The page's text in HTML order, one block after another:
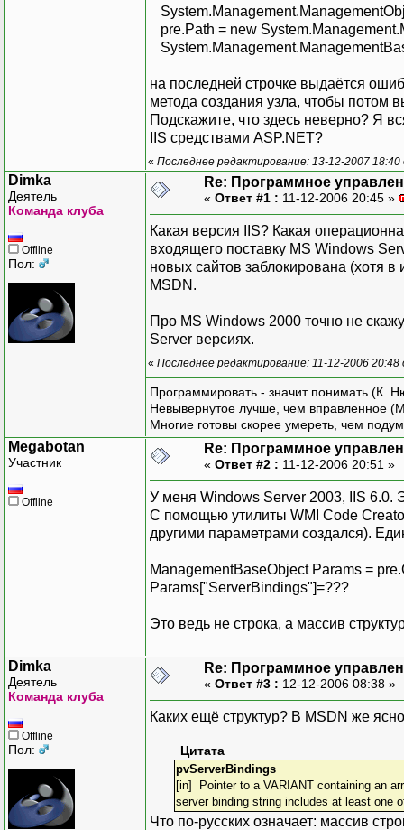
pre.Path = new
на последней строчке выдаётся
метода создания узла, чтобы потом
Подскажите, что здесь неверно? Я
IIS средствами ASP.NET?
« Последнее редактирование: 13-12-2007
Dimka
Деятель
Команда клуба
Offline
Пол:
Re: Программное
« Ответ #1 : 11-12-2006 20:45 »
Какая версия IIS? Какая
входящего поставку MS Windows
новых сайтов заблокирована (хотя
MSDN.
Про MS Windows 2000 точно не
Server версиях.
« Последнее редактирование: 11-12-2006 20:48
Программировать - значит понимать (К.
Невывернутое лучше, чем вправленное
Многие готовы скорее умереть, чем
Megabotan
Участник
Offline
Re: Программное
« Ответ #2 : 11-12-2006 20:51 »
У меня Windows Server 2003, IIS 6.0.
С помощью утилиты WMI Code
другими параметрами создался).
ManagementBaseObject Params =
Params["ServerBindings"]=???
Это ведь не строка, а массив
Dimka
Деятель
Команда клуба
Offline
Пол:
Re: Программное
« Ответ #3 : 12-12-2006 08:38 »
Каких ещё структур? В MSDN же
Цитата
pvServerBindings
[in] Pointer to a VARIANT containing an
server binding string includes at least one
Что по-русских означает: массив